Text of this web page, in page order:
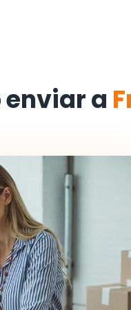
enviar a